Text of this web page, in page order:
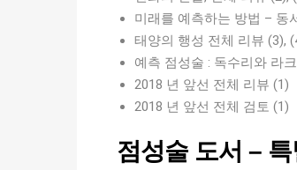
미래를 예측하는 방법 – 동
태양의 행성 전체 리뷰 (3),
예측 점성술 : 독수리와 라
2018 년 앞선 전체 리뷰 (1)
2018 년 앞선 전체 검토 (1)
점성술 도서 –